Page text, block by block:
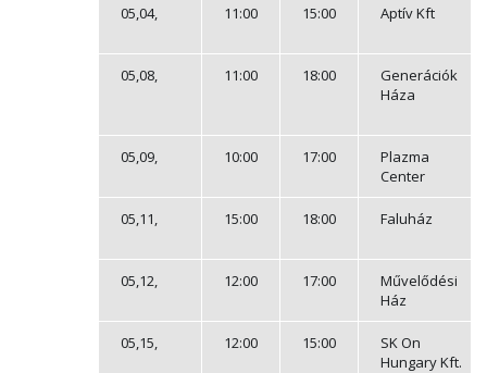
05,04, 11:00 15:00 Aptív Kft
05,08, 11:00 18:00
Generációk
Háza
05,09, 10:00 17:00
Plazma
Center
05,11, 15:00 18:00 Faluház
05,12, 12:00 17:00
Művelődési
Ház
05,15, 12:00 15:00
SK On
Hungary Kft.